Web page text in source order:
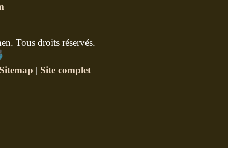
Tous droits réservés.
| Site complet